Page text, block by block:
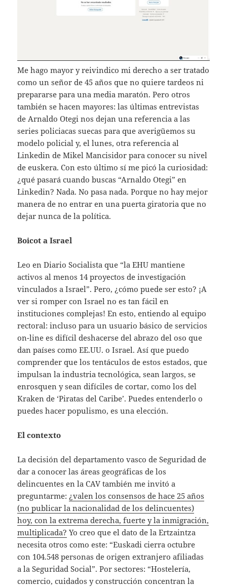
Me hago mayor y reivindico mi derecho a ser tratado
como un señor de 45 años que no quiere tardeos ni
prepararse para una media maratón. Pero otros
también se hacen mayores: las últimas entrevistas
de Arnaldo Otegi nos dejan una referencia a las
series policiacas suecas para que averigüemos su
modelo policial y, el lunes, otra referencia al
Linkedin de Mikel Mancisidor para conocer su nivel
de euskera. Con esto último sí me picó la curiosidad:
¿qué pasará cuando buscas “Arnaldo Otegi” en
Linkedin? Nada. No pasa nada. Porque no hay mejor
manera de no entrar en una puerta giratoria que no
dejar nunca de la política.
Boicot a Israel
Leo en Diario Socialista que “la EHU mantiene
activos al menos 14 proyectos de investigación
vinculados a Israel”. Pero, ¿cómo puede ser esto? ¡A
ver si romper con Israel no es tan fácil en
instituciones complejas! En esto, entiendo al equipo
rectoral: incluso para un usuario básico de servicios
on-line es difícil deshacerse del abrazo del oso que
dan países como EE.UU. o Israel. Así que puedo
comprender que los tentáculos de estos estados, que
impulsan la industria tecnológica, sean largos, se
enrosquen y sean difíciles de cortar, como los del
Kraken de ‘Piratas del Caribe’. Puedes entenderlo o
puedes hacer populismo, es una elección.
El contexto
La decisión del departamento vasco de Seguridad de
dar a conocer las áreas geográficas de los
delincuentes en la CAV también me invitó a
preguntarme:¿valen los consensos de hace 25 años
(no publicar la nacionalidad de los delincuentes)
hoy, con la extrema derecha, fuerte y la inmigración,
multiplicada? Yo creo que el dato de la Ertzaintza
necesita otros como este: “Euskadi cierra octubre
con 104.548 personas de origen extranjero afiliadas
a la Seguridad Social”. Por sectores: “Hostelería,
comercio, cuidados y construcción concentran la